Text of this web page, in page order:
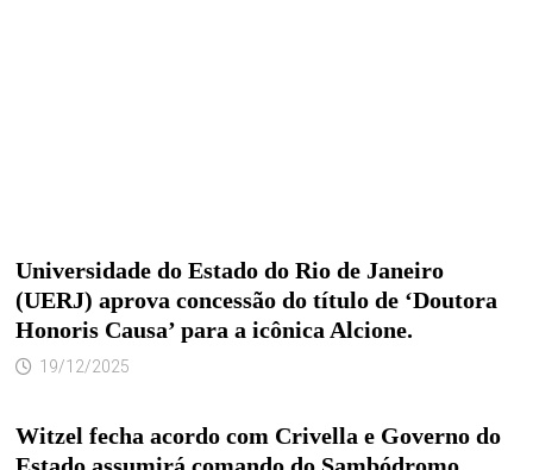
Universidade do Estado do Rio de Janeiro
(UERJ) aprova concessão do título de ‘Doutora
Honoris Causa’ para a icônica Alcione.
19/12/2025
Witzel fecha acordo com Crivella e Governo do